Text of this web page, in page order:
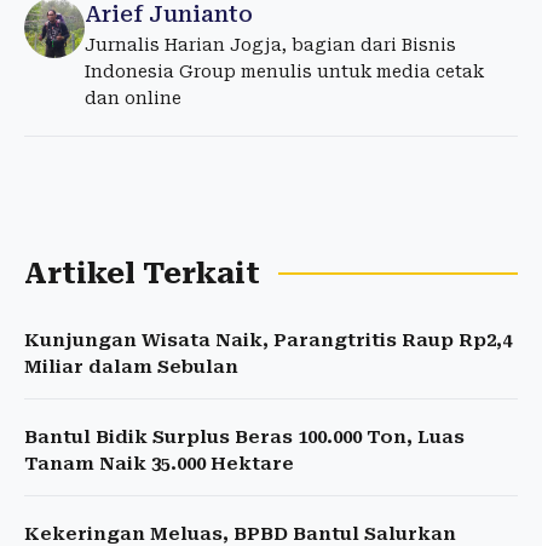
Arief Junianto
Jurnalis Harian Jogja, bagian dari Bisnis
Indonesia Group menulis untuk media cetak
dan online
Artikel Terkait
Kunjungan Wisata Naik, Parangtritis Raup Rp2,4
Miliar dalam Sebulan
Bantul Bidik Surplus Beras 100.000 Ton, Luas
Tanam Naik 35.000 Hektare
Kekeringan Meluas, BPBD Bantul Salurkan